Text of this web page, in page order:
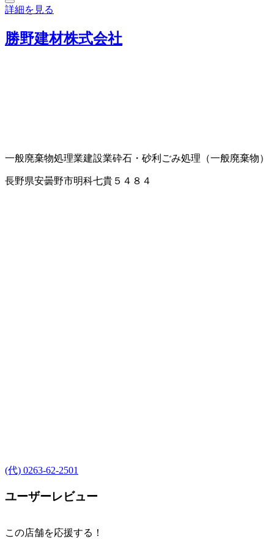
詳細を見る
勝野建材株式会社
一般廃棄物処理業建設業砕石・砂利 ごみ処理（一般廃棄物）
長野県安曇野市明科七貴５４８４
(代) 0263-62-2501
ユーザーレビュー
この店舗を応援する！